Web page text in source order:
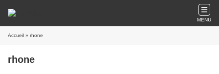
MENU
Accueil » rhone
rhone